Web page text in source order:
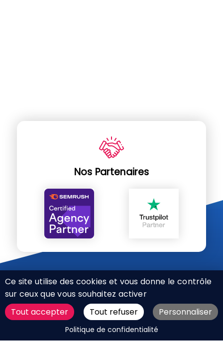
DEMANDER UN DEVIS
Nos Partenaires
CHARTE RÉSEAUX SOCIAUX
MENTIONS LÉGALES
Ce site utilise des cookies et vous donne le contrôle
sur ceux que vous souhaitez activer
Tout accepter
Tout refuser Personnaliser
Politique de confidentialité